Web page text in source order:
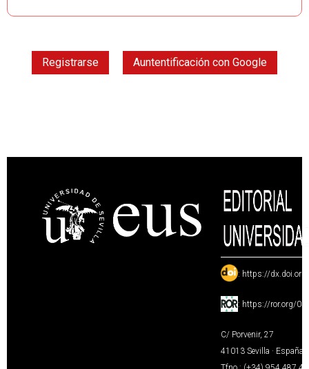
Registrarse Auntentificación con Google
: https://
: https://ror.org/
C/ Porvenir, 27
41013 Sevilla · España